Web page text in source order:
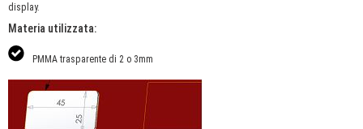
display.
Materia utilizzata:
PMMA trasparente di 2 o 3mm